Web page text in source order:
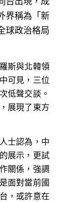
界稱為「新
球政治格局
斯與北韓領
可見，三位
低聲交談。
展現了東方
士認為，中
展示，更試
關係，強調
面對當前國
，或許意在